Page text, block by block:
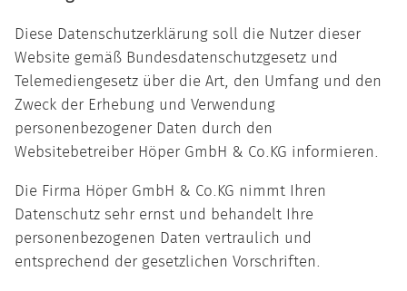
Diese Datenschutzerklärung soll die Nutzer dieser
Website gemäß Bundesdatenschutzgesetz und
Telemediengesetz über die Art, den Umfang und den
Zweck der Erhebung und Verwendung
personenbezogener Daten durch den
Websitebetreiber Höper GmbH & Co.KG informieren.
Die Firma Höper GmbH & Co.KG nimmt Ihren
Datenschutz sehr ernst und behandelt Ihre
personenbezogenen Daten vertraulich und
entsprechend der gesetzlichen Vorschriften.